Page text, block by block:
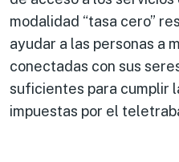
modalidad “tasa cero”
ayudar a las personas a
conectadas con sus
suficientes para cumplir
impuestas por el